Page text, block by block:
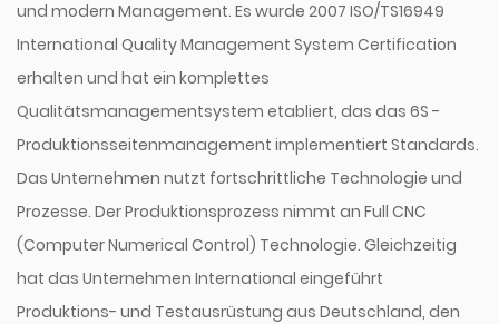
und modern Management. Es wurde 2007 ISO/TS16949
International Quality Management System Certification
erhalten und hat ein komplettes
Qualitätsmanagementsystem etabliert, das das 6S -
Produktionsseitenmanagement implementiert Standards.
Das Unternehmen nutzt fortschrittliche Technologie und
Prozesse. Der Produktionsprozess nimmt an Full CNC
(Computer Numerical Control) Technologie. Gleichzeitig
hat das Unternehmen International eingeführt
Produktions- und Testausrüstung aus Deutschland, den